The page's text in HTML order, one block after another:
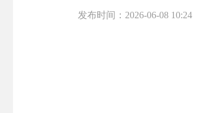
发布时间： 2026-06-08 10:24